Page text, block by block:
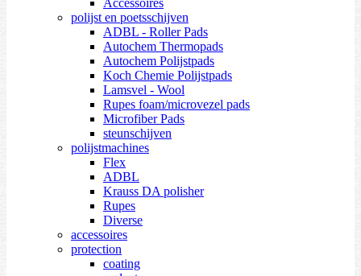
Accessoires
polijst en poetsschijven
ADBL - Roller Pads
Autochem Thermopads
Autochem Polijstpads
Koch Chemie Polijstpads
Lamsvel - Wool
Rupes foam/microvezel pads
Microfiber Pads
steunschijven
polijstmachines
Flex
ADBL
Krauss DA polisher
Rupes
Diverse
accessoires
protection
coating